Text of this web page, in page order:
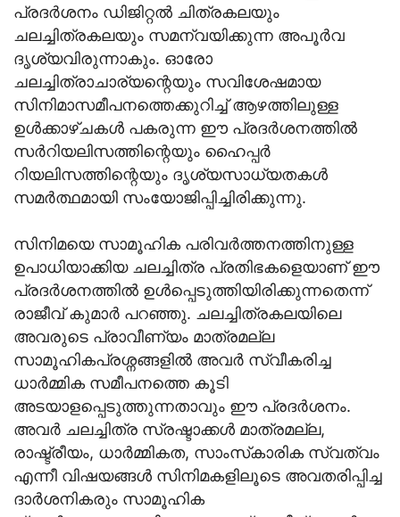
പ്രദർശനം ഡിജിറ്റൽ ചിത്രകലയും
ചലച്ചിത്രകലയും സമന്വയിക്കുന്ന അപൂർവ
ദൃശ്യവിരുന്നാകും. ഓരോ
ചലച്ചിത്രാചാര്യന്റെയും സവിശേഷമായ
സിനിമാസമീപനത്തെക്കുറിച്ച് ആഴത്തിലുള്ള
ഉൾക്കാഴ്ചകൾ പകരുന്ന ഈ പ്രദർശനത്തിൽ
സർറിയലിസത്തിന്റെയും ഹൈപ്പർ
റിയലിസത്തിന്റെയും ദൃശ്യസാധ്യതകൾ
സമർത്ഥമായി സംയോജിപ്പിച്ചിരിക്കുന്നു.
സിനിമയെ സാമൂഹിക പരിവർത്തനത്തിനുള്ള
ഉപാധിയാക്കിയ ചലച്ചിത്ര പ്രതിഭകളെയാണ് ഈ
പ്രദർശനത്തിൽ ഉൾപ്പെടുത്തിയിരിക്കുന്നതെന്ന്
രാജീവ് കുമാർ പറഞ്ഞു. ചലച്ചിത്രകലയിലെ
അവരുടെ പ്രാവീണ്യം മാത്രമല്ല
സാമൂഹികപ്രശ്നങ്ങളിൽ അവർ സ്വീകരിച്ച
ധാർമ്മിക സമീപനത്തെ കൂടി
അടയാളപ്പെടുത്തുന്നതാവും ഈ പ്രദർശനം.
അവർ ചലച്ചിത്ര സ്രഷ്ടാക്കൾ മാത്രമല്ല,
രാഷ്ട്രീയം, ധാർമ്മികത, സാംസ്‌കാരിക സ്വത്വം
എന്നീ വിഷയങ്ങൾ സിനിമകളിലൂടെ അവതരിപ്പിച്ച
ദാർശനികരും സാമൂഹിക